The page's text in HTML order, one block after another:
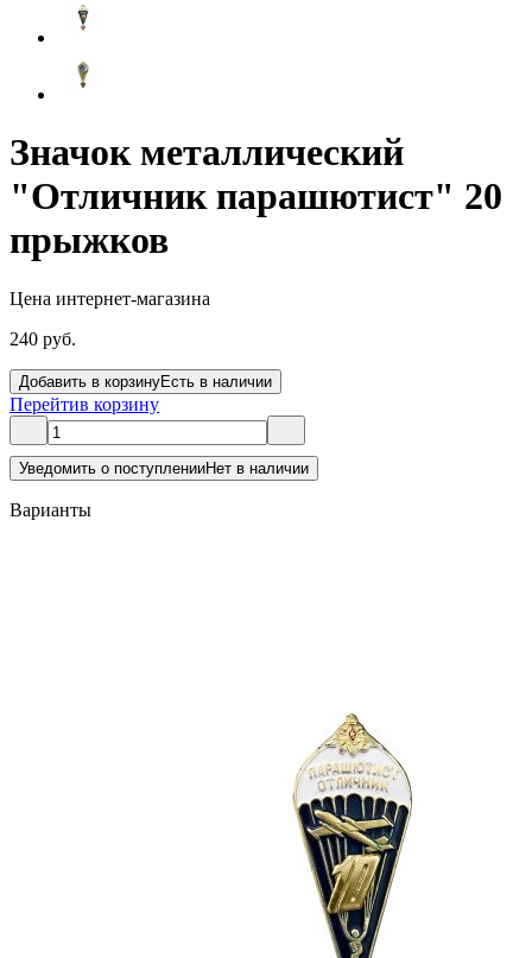
Значок металлический
"Отличник парашютист" 20
прыжков
Цена интернет-магазина
240 руб.
Добавить в корзинуЕсть в наличии
Перейтив корзину
Уведомить о поступленииНет в наличии
Варианты